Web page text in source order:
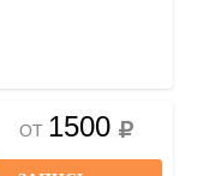
ОТ 1500